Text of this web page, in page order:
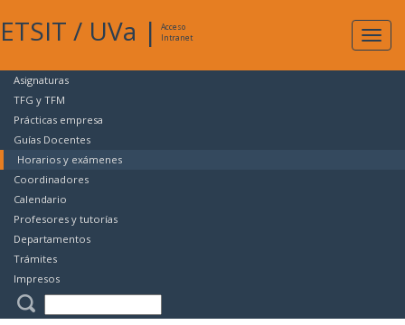
ETSIT / UVa |
Acceso
Intranet
Asignaturas
TFG y TFM
Prácticas empresa
Guías Docentes
Horarios y exámenes
Coordinadores
Calendario
Profesores y tutorías
Departamentos
Trámites
Impresos